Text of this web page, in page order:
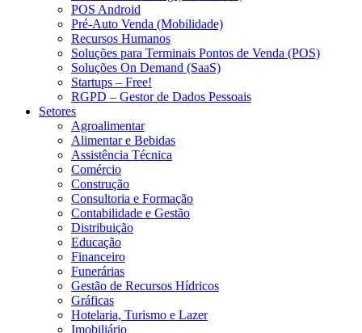
POS Android
Pré-Auto Venda (Mobilidade)
Recursos Humanos
Soluções para Terminais Pontos de Venda (POS)
Soluções On Demand (SaaS)
Startups – Free!
RGPD – Gestor de Dados Pessoais
Setores
Agroalimentar
Alimentar e Bebidas
Assistência Técnica
Comércio
Construção
Consultoria e Formação
Contabilidade e Gestão
Distribuição
Educação
Financeiro
Funerárias
Gestão de Recursos Hídricos
Gráficas
Hotelaria, Turismo e Lazer
Imobiliário